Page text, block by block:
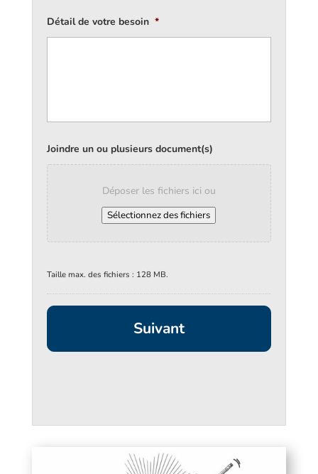
Détail de votre besoin *
Joindre un ou plusieurs document(s)
Déposer les fichiers ici ou
Sélectionnez des fichiers
Taille max. des fichiers : 128 MB.